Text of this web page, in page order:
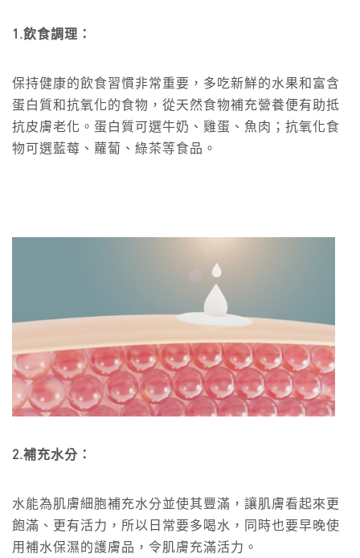
1.飲食調理：
保持健康的飲食習慣非常重要，多吃新鮮的水果和富含
蛋白質和抗氧化的食物，從天然食物補充營養便有助抵
抗皮膚老化。蛋白質可選牛奶、雞蛋、魚肉；抗氧化食
物可選藍莓、蘿蔔、綠茶等食品。
2.補充水分：
水能為肌膚細胞補充水分並使其豐滿，讓肌膚看起來更
飽滿、更有活力，所以日常要多喝水，同時也要早晚使
用補水保濕的護膚品，令肌膚充滿活力。